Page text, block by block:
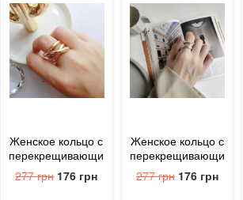
Женское кольцо с
перекрещивающимся
кольцом Gold
277 грн 176 грн
Женское кольцо с
перекрещивающимся
кольцом Silver
277 грн 176 грн